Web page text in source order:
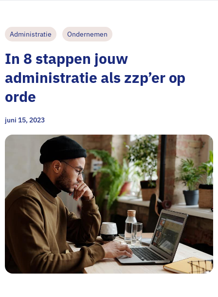
Administratie Ondernemen
In 8 stappen jouw
administratie als zzp’er op
orde
juni 15, 2023